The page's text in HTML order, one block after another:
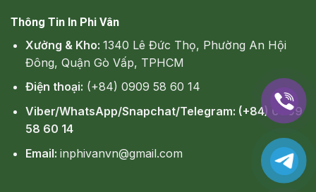
Thông Tin In Phi Vân
Xưởng & Kho: 1340 Lê Đức Thọ, Phường An Hội
Đông, Quận Gò Vấp, TPHCM
Điện thoại: (+84) 0909 58 60 14
Viber/WhatsApp/Snapchat/Telegram: (+84) 0909
58 60 14
Email: inphivanvn@gmail.com